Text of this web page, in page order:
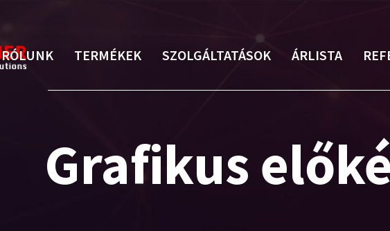
RÓLUNK TERMÉKEK SZOLGÁLTATÁSOK ÁRLISTA
Grafikus